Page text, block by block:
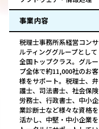
事業内容
税理士事務所系経営コンサ
ルティンググループとして
全国トップクラス。グルー
プ全体で約11,000社のお客
様をサポート。税理士、弁
護士、司法書士、社会保険
労務士、行政書士、中小企
業診断士など様々な資格を
活かし、中堅・中小企業を